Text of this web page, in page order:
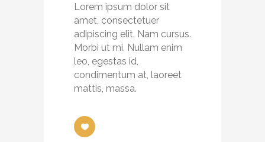
Lorem ipsum dolor sit
amet, consectetuer
adipiscing elit. Nam cursus.
Morbi ut mi. Nullam enim
leo, egestas id,
condimentum at, laoreet
mattis, massa.